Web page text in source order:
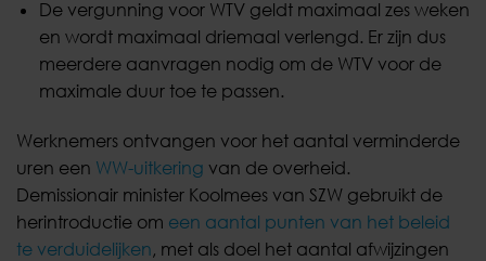
De vergunning voor WTV geldt maximaal zes weken
en wordt maximaal driemaal verlengd. Er zijn dus
meerdere aanvragen nodig om de WTV voor de
maximale duur toe te passen.
Werknemers ontvangen voor het aantal verminderde
uren een WW-uitkering van de overheid.
Demissionair minister Koolmees van SZW gebruikt de
herintroductie om een aantal punten van het beleid
te verduidelijken, met als doel het aantal afwijzingen